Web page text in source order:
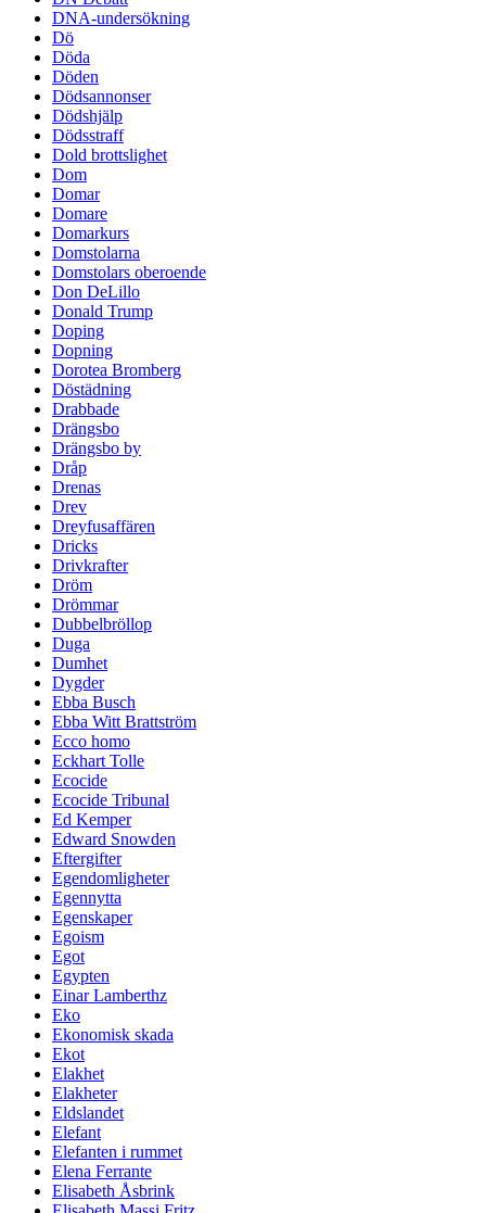
DNA-undersökning
Dö
Döda
Döden
Dödsannonser
Dödshjälp
Dödsstraff
Dold brottslighet
Dom
Domar
Domare
Domarkurs
Domstolarna
Domstolars oberoende
Don DeLillo
Donald Trump
Doping
Dopning
Dorotea Bromberg
Döstädning
Drabbade
Drängsbo
Drängsbo by
Dråp
Drenas
Drev
Dreyfusaffären
Dricks
Drivkrafter
Dröm
Drömmar
Dubbelbröllop
Duga
Dumhet
Dygder
Ebba Busch
Ebba Witt Brattström
Ecco homo
Eckhart Tolle
Ecocide
Ecocide Tribunal
Ed Kemper
Edward Snowden
Eftergifter
Egendomligheter
Egennytta
Egenskaper
Egoism
Egot
Egypten
Einar Lamberthz
Eko
Ekonomisk skada
Ekot
Elakhet
Elakheter
Eldslandet
Elefant
Elefanten i rummet
Elena Ferrante
Elisabeth Åsbrink